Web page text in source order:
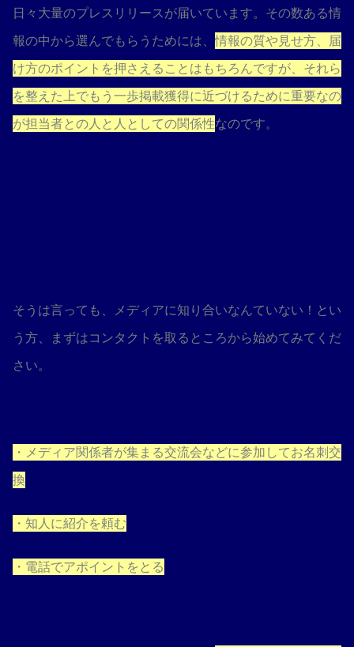
日々大量のプレスリリースが届いています。その数ある情
報の中から選んでもらうためには、情報の質や見せ方、届
け方のポイントを押さえることはもちろんですが、それら
を整えた上でもう一歩掲載獲得に近づけるために重要なの
が担当者との人と人としての関係性なのです。
そうは言っても、メディアに知り合いなんていない！とい
う方、まずはコンタクトを取るところから始めてみてくだ
さい。
・メディア関係者が集まる交流会などに参加してお名刺交
換
・知人に紹介を頼む
・電話でアポイントをとる